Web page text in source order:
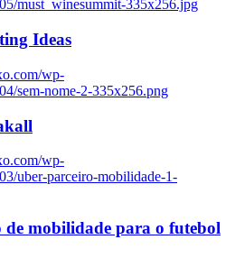
must_winesummit-335x256.jpg
Ideas
wp-
sem-nome-2-335x256.png
wp-
uber-parceiro-mobilidade-1-
mobilidade para o futebol